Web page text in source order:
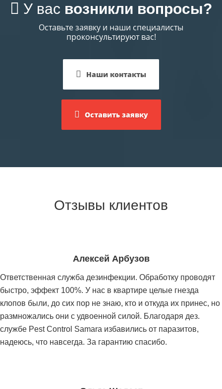
У вас возникли вопросы?
Оставьте заявку и наши специалисты
проконсультируют вас!
Наши контакты
Оставить заявку
Отзывы клиентов
Алексей Арбузов
Ответственная служба дезинфекции. Обработку проводят
быстро, эффект 100%. У нас в квартире целые гнезда
клопов были, до сих пор не знаю, кто и откуда их принес, но
размножались они с удвоенной силой. Благодаря дез.
службе Pest Control Samara избавились от паразитов,
надеюсь, что навсегда. За гарантию спасибо.